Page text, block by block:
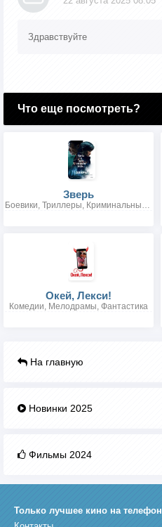
Здравствуйте
Что еще посмотреть?
Зверь
Боевики, Триллеры, Криминальные, Детективы
Окей, Лекси!
Комедии, Мелодрамы, Фантастика
На главную
Новинки 2025
Фильмы 2024
Только лучшее кино на телефон